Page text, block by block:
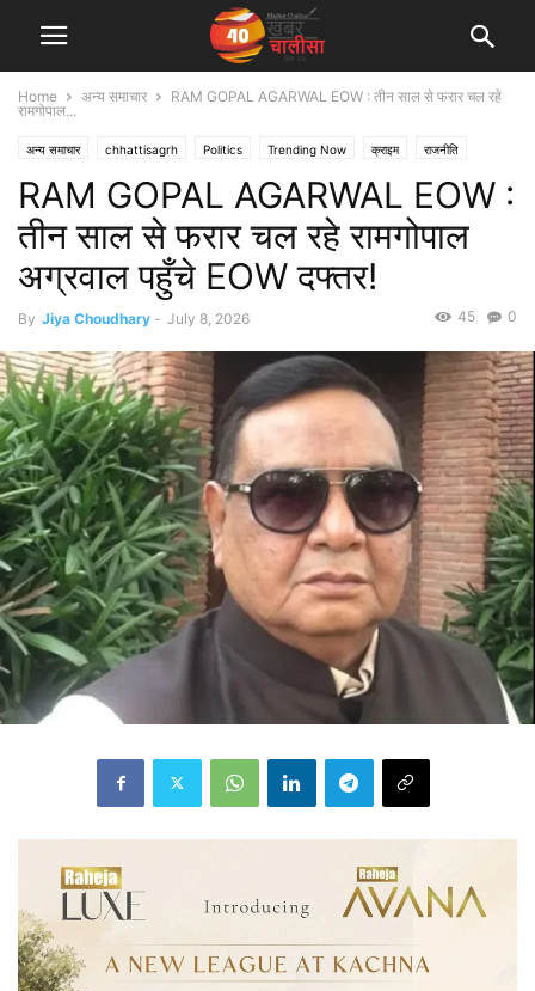
Home अन्य समाचार
RAM GOPAL AGARWAL EOW : तीन साल से फरार चल रहे
रामगोपाल...
अन्य समाचार chhattisagrh Politics Trending Now क्राइम राजनीति
शहर एवं राज्य
RAM GOPAL AGARWAL EOW :
तीन साल से फरार चल रहे रामगोपाल
अग्रवाल पहुँचे EOW दफ्तर!
By Jiya Choudhary - July 8, 2026 0
45